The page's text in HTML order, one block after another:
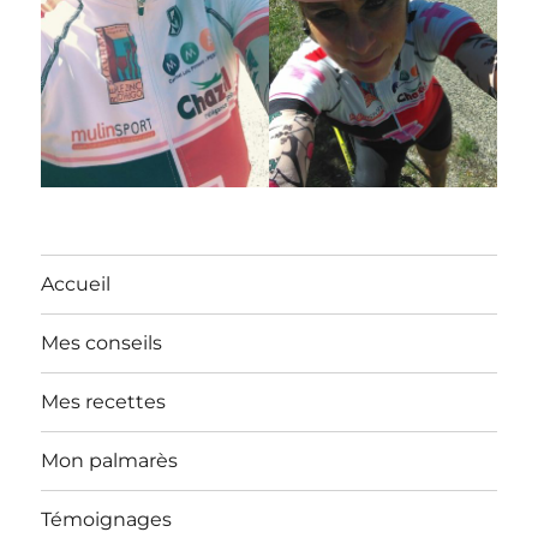
Accueil
Mes conseils
Mes recettes
Mon palmarès
Témoignages